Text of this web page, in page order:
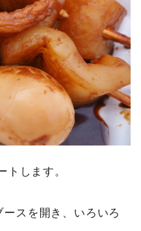
トします。
スを開き、いろいろ